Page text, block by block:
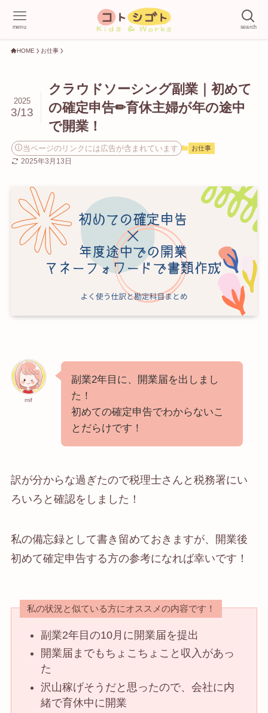
search
menu
HOME お仕事
クラウドソーシング副業｜初めて
の確定申告✏育休主婦が年の途中
で開業！
2025
3/13
当ページのリンクには広告が含まれています お仕事
2025年3月13日
mif
副業2年目に、開業届を出しまし
た！
初めての確定申告でわからないこ
とだらけです！
訳が分からな過ぎたので税理士さんと税務署にい
ろいろと確認をしました！
私の備忘録として書き留めておきますが、開業後
初めて確定申告する方の参考になれば幸いです！
私の状況と似ている方にオススメの内容です！
副業2年目の10月に開業届を提出
開業届までもちょこちょこと収入があっ
た
沢山稼げそうだと思ったので、会社に内
緒で育休中に開業